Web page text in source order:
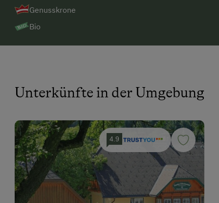
Genusskrone
Bio
Unterkünfte in der Umgebung
4.9